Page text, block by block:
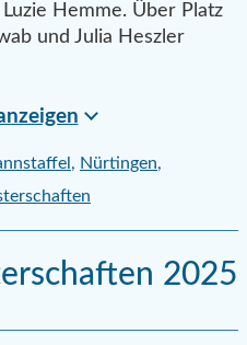
Hemme. Über Platz
und Julia Heszler
, Nürtingen,
2025